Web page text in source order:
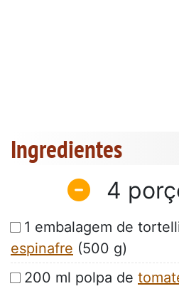
Ingredientes
4
1 embalagem de
espinafre (500 g)
200 ml polpa de